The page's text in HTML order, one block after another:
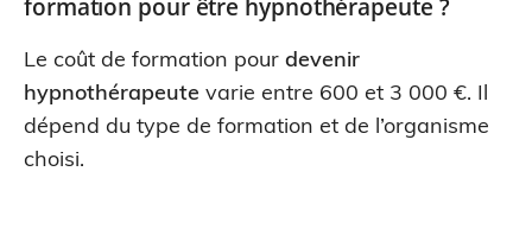
formation pour être hypnothérapeute ?
Le coût de formation pour devenir
hypnothérapeute varie entre 600 et 3 000 €. Il
dépend du type de formation et de l’organisme
choisi.